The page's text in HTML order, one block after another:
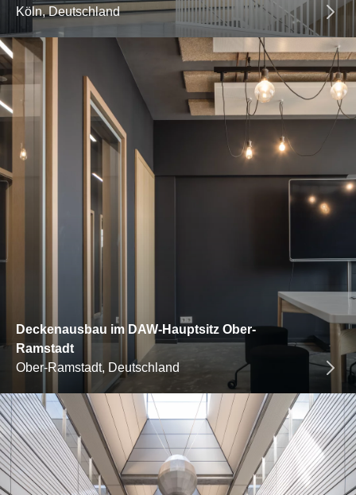
Köln, Deutschland
Deckenausbau im DAW-Hauptsitz Ober-
Ramstadt
Ober-Ramstadt, Deutschland